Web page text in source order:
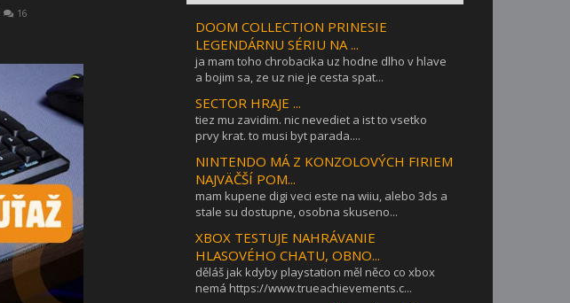
16
DOOM COLLECTION PRINESIE
LEGENDÁRNU SÉRIU NA ...
ja mam toho chrobacika uz hodne dlho v hlave
a bojim sa, ze uz nie je cesta spat...
SECTOR HRAJE ...
tiez mu zavidim. nic nevediet a ist to vsetko
prvy krat. to musi byt parada....
NINTENDO MÁ Z KONZOLOVÝCH FIRIEM
NAJVÄČŠÍ POM...
mam kupene digi veci este na wiiu, alebo 3ds a
stale su dostupne, osobna skuseno...
XBOX TESTUJE NAHRÁVANIE
HLASOVÉHO CHATU, OBNO...
děláš jak kdyby playstation měl něco co xbox
nemá https://www.trueachievements.c...